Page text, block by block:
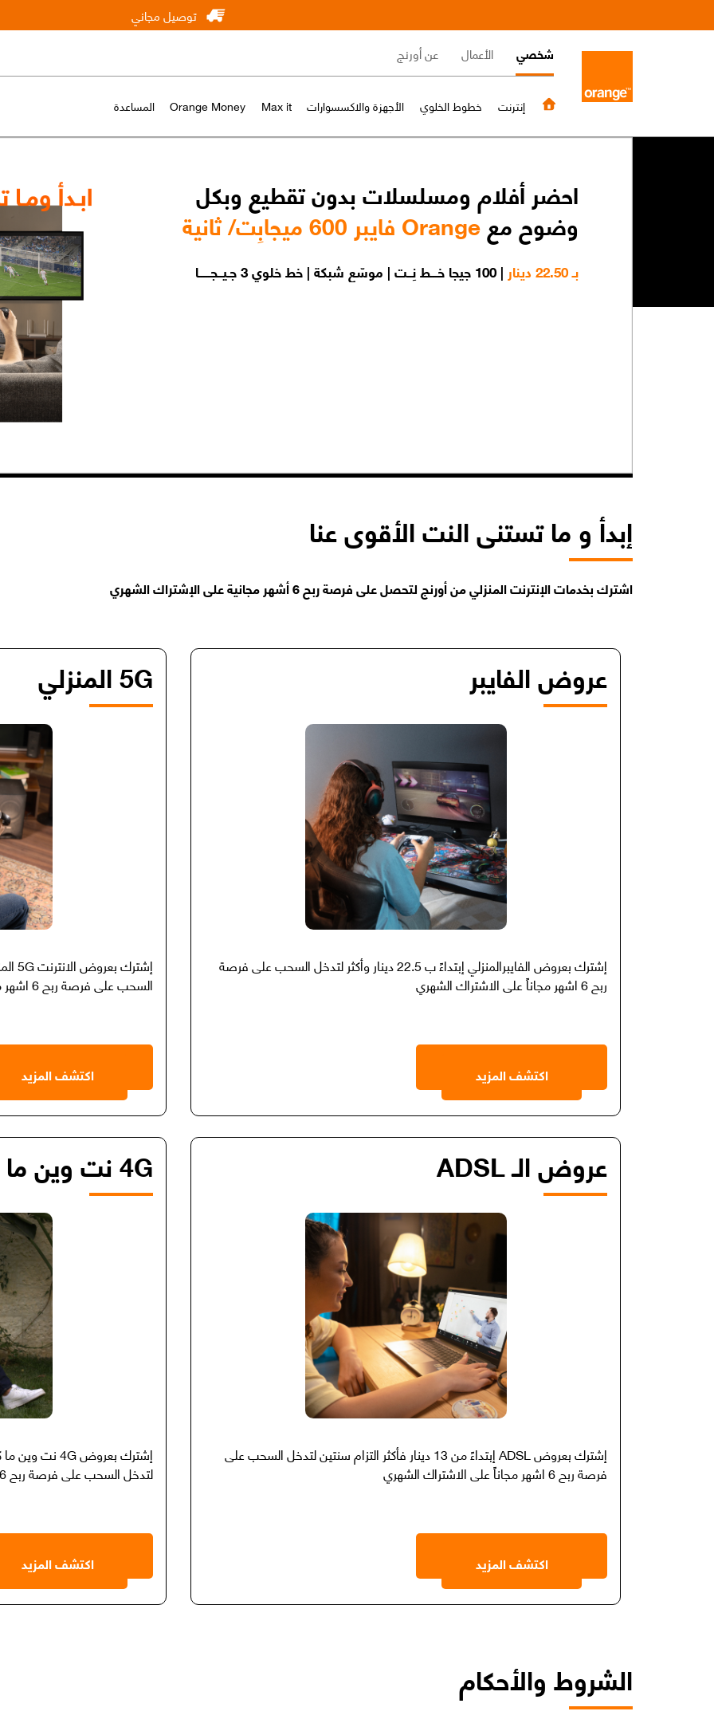
to
توصيل مجاني
Main
navigation
شخصي الأعمال عن أورنج
إنترنت خطوط الخلوي الأجهزة والاكسسوارات Max it
Orange Money المساعدة
احضر أفلام ومسلسلات بدون تقطيع وبكل
وضوح معOrange فايبر 600 ميجابِت/ ثانية
بـ 22.50 دينار | 100 جيجا خـــط نِــت | موسّع شبكة | خط خلوي 3 جـيــجـــــا
أقوى تجربة VR مع
Orange 5G بسرعة 200 ميجابِت/ ثانية
بـ 18 دينار | راوتر 5G | خط نِت 4G 100 جيجا
إبدأ و ما تستنى النت الأقوى عنا
اشترك بخدمات الإنترنت المنزلي من أورنج لتحصل على فرصة ربح 6 أشهر مجانية على الإشتراك الشهري
عروض الفايبر
إشترك بعروض الفايبرالمنزلي إبتداءً ب 22.5 دينار وأكثر لتدخل السحب على فرصة
ربح 6 اشهر مجاناً على الاشتراك الشهري
اكتشف المزيد
عروض الـ ADSL
إشترك بعروض ADSL إبتداءً من 13 دينار فأكثر التزام سنتين لتدخل السحب على
فرصة ربح 6 اشهر مجاناً على الاشتراك الشهري
اكتشف المزيد
5G المنزلي
السحب على فرصة ربح 6 اشهر مجاناً على الاشتراك الشهري
اكتشف المزيد
4G نت وين ما كان
لتدخل السحب على فرصة ربح 6 اشهر مجاناً على الاشتراك الشهري
اكتشف المزيد
الشروط والأحكام